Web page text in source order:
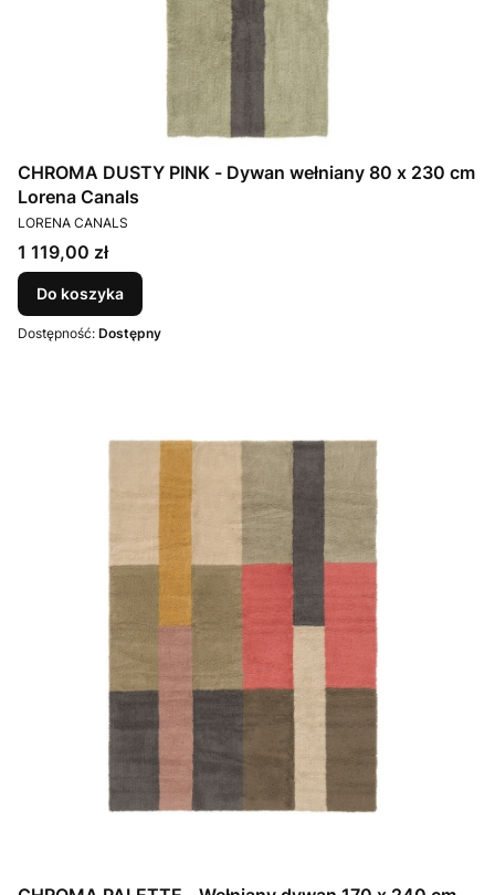
CHROMA DUSTY PINK - Dywan wełniany 80 x 230 cm
Lorena Canals
PRODUCENT
LORENA CANALS
Cena
1 119,00 zł
Do koszyka
Dostępność: Dostępny